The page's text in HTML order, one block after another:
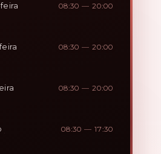
08:30 — 20:00
08:30 — 20:00
08:30 — 20:00
08:30 — 17:30